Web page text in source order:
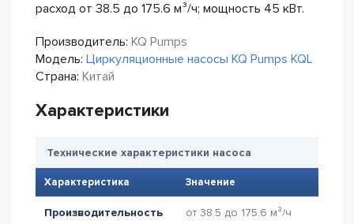
расход от 38.5 до 175.6 м³/ч; мощность 45 кВт.
Производитель: KQ Pumps
Модель: Циркуляционные насосы KQ Pumps KQL
Страна: Китай
Характеристики
Технические характеристики насоса
Характеристика Значение
Производительность от 38.5 до 175.6 м³/ч